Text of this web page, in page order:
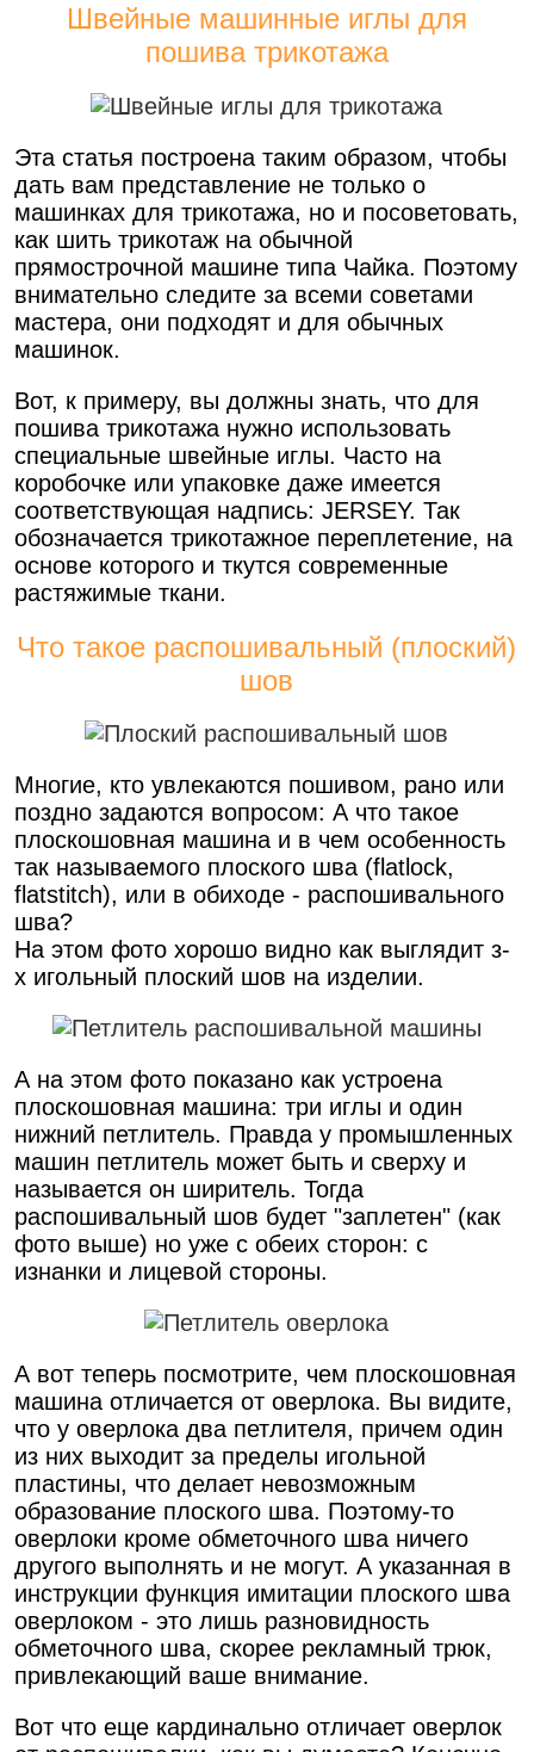
Швейные машинные иглы для
пошива трикотажа
Эта статья построена таким образом, чтобы
дать вам представление не только о
машинках для трикотажа, но и посоветовать,
как шить трикотаж на обычной
прямострочной машине типа Чайка. Поэтому
внимательно следите за всеми советами
мастера, они подходят и для обычных
машинок.
Вот, к примеру, вы должны знать, что для
пошива трикотажа нужно использовать
специальные швейные иглы. Часто на
коробочке или упаковке даже имеется
соответствующая надпись: JERSEY. Так
обозначается трикотажное переплетение, на
основе которого и ткутся современные
растяжимые ткани.
Что такое распошивальный (плоский)
шов
Многие, кто увлекаются пошивом, рано или
поздно задаются вопросом: А что такое
плоскошовная машина и в чем особенность
так называемого плоского шва (flatlock,
flatstitch), или в обиходе - распошивального
шва?
На этом фото хорошо видно как выглядит з-
х игольный плоский шов на изделии.
А на этом фото показано как устроена
плоскошовная машина: три иглы и один
нижний петлитель. Правда у промышленных
машин петлитель может быть и сверху и
называется он ширитель. Тогда
распошивальный шов будет "заплетен" (как
фото выше) но уже с обеих сторон: с
изнанки и лицевой стороны.
А вот теперь посмотрите, чем плоскошовная
машина отличается от оверлока. Вы видите,
что у оверлока два петлителя, причем один
из них выходит за пределы игольной
пластины, что делает невозможным
образование плоского шва. Поэтому-то
оверлоки кроме обметочного шва ничего
другого выполнять и не могут. А указанная в
инструкции функция имитации плоского шва
оверлоком - это лишь разновидность
обметочного шва, скорее рекламный трюк,
привлекающий ваше внимание.
Вот что еще кардинально отличает оверлок